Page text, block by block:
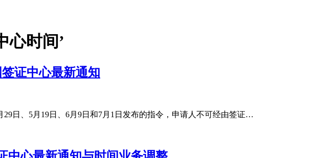
心时间’
签证中心最新通知
29日、5月19日、6月9日和7月1日发布的指令，申请人不可经由签证…